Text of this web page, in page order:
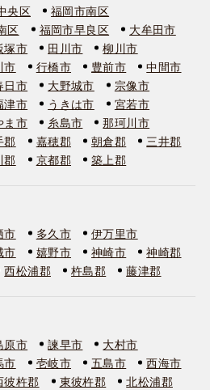
央区
福岡市南区
区 福岡市早良区
大牟田市
塚市 田川市
柳川市
市 行橋市 豊前市
中間市
日市 大野城市
宗像市
津市 うきは市
宮若市
ま市 糸島市
那珂川市
郡 嘉穂郡 朝倉郡
三井郡
郡 京都郡 築上郡
市 多久市
伊万里市
市 嬉野市 神崎市
神崎郡
西松浦郡 杵島郡 藤津郡
原市 諫早市
大村市
市 壱岐市 五島市
西海市
彼杵郡 東彼杵郡
北松浦郡